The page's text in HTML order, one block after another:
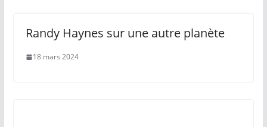
Randy Haynes sur une autre planète
18 mars 2024